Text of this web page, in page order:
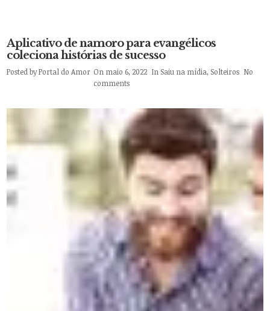
Aplicativo de namoro para evangélicos
coleciona histórias de sucesso
Posted byPortal do Amor On maio 6, 2022 In Saiu na mídia, Solteiros No
comments